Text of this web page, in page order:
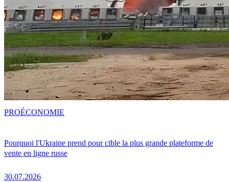
Pourquoi l'Ukraine prend pour cible la plus grande plateforme de
vente en ligne russe
30.07.2026
PROÉCONOMIE